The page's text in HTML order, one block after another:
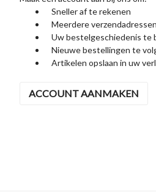
Sneller af te rekenen
Meerdere
Uw bestelgeschiedenis te
Nieuwe bestellingen te
Artikelen opslaan in uw
ACCOUNT AANMAKEN